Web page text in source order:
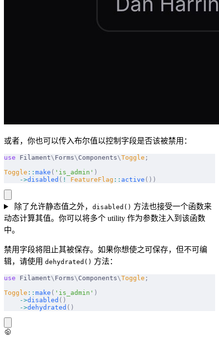
或者，你也可以传入布尔值以控制字段是否该被禁用：
use Filament\ Forms\ Components\Toggle ;
Toggle :: make ( 'is_admin' )
    ->
disabled ( ! FeatureFlag :: active ())
除了允许静态值之外， disabled() 方法也接受一个函数来
动态计算其值。你可以将多个 utility 作为参数注入到该函数
中。
禁用字段将阻止其被保存。如果你想使之可保存，但不可编
辑，请使用 dehydrated() 方法：
use Filament\ Forms\ Components\Toggle ;
Toggle :: make ( 'is_admin' )
    ->
disabled ()
    ->
dehydrated ()